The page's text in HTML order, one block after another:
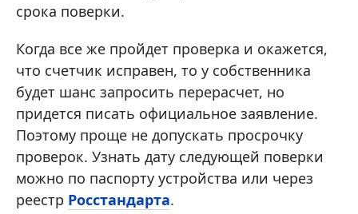
срока поверки.
Когда все же пройдет проверка и окажется,
что счетчик исправен, то у собственника
будет шанс запросить перерасчет, но
придется писать официальное заявление.
Поэтому проще не допускать просрочку
проверок. Узнать дату следующей поверки
можно по паспорту устройства или через
реестр Росстандарта.